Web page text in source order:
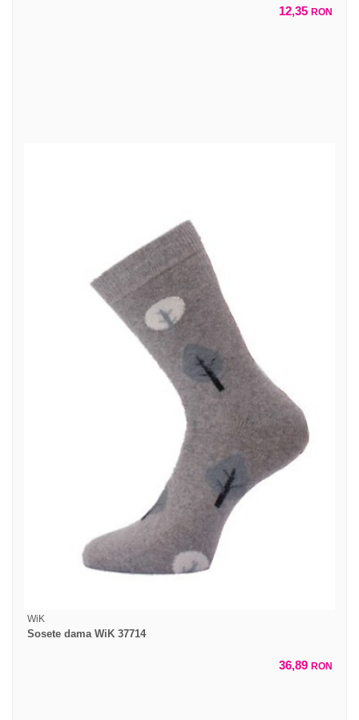
12,35 RON
WiK
Sosete dama WiK 37714
36,89 RON